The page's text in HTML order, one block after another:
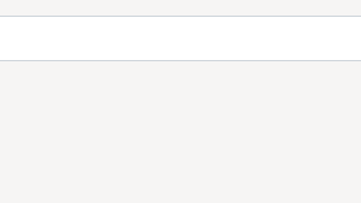
(What will be the